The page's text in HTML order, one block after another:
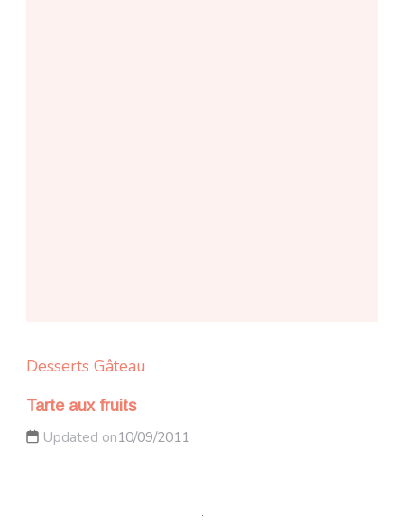
Desserts Gâteau
Tarte aux fruits
Updated on10/09/2011